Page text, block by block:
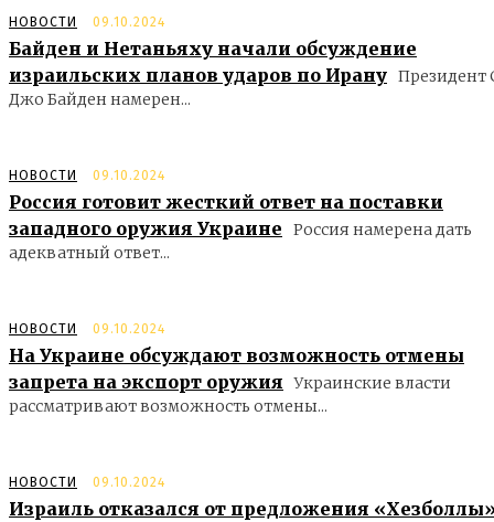
НОВОСТИ 09.10.2024
Байден и Нетаньяху начали обсуждение
израильских планов ударов по Ирану
Джо Байден намерен...
НОВОСТИ 09.10.2024
Россия готовит жесткий ответ на поставки
западного оружия Украине
Россия намерена дать
адекватный ответ...
НОВОСТИ 09.10.2024
На Украине обсуждают возможность отмены
запрета на экспорт оружия
Украинские власти
рассматривают возможность отмены...
НОВОСТИ 09.10.2024
Израиль отказался от предложения